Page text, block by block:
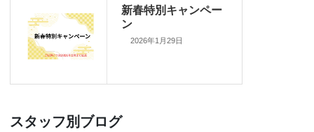
新春特別キャンペー
ン
2026年1月29日
スタッフ別ブログ